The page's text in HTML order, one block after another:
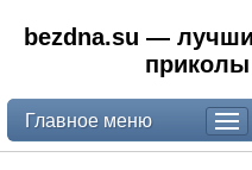
bezdna.su —
Главное меню